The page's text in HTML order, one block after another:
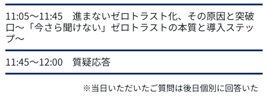
11:05～11:45 進まないゼロトラスト化、その原因と突破
口〜「今さら聞けない」ゼロトラストの本質と導入ステッ
プ〜
11:45～12:00 質疑応答
※当日いただいたご質問は後日個別に回答いた